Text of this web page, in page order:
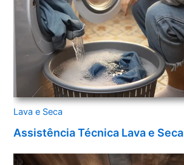
Lava e Seca
Assistência Técnica Lava e Seca